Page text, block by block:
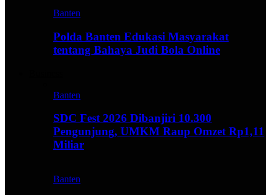
Banten
Polda Banten Edukasi Masyarakat
tentang Bahaya Judi Bola Online
Banten
SDC Fest 2026 Dibanjiri 10.300
Pengunjung, UMKM Raup Omzet Rp1,11
Miliar
Banten